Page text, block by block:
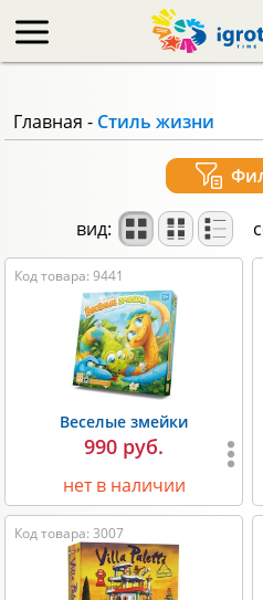
Главная - Стиль жизни
вид:
Код товара: 9441
Веселые змейки
990 руб.
нет в наличии
Код товара: 3007